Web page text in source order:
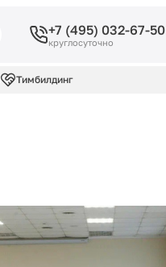
+7 (495) 032-67-50
круглосуточно
Тимбилдинг